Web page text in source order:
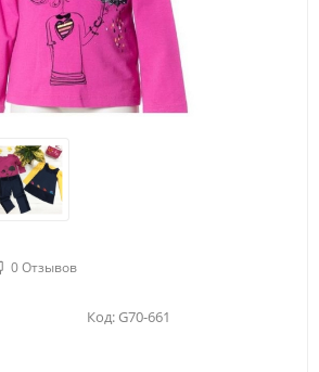
0 Отзывов
Код: G70-661